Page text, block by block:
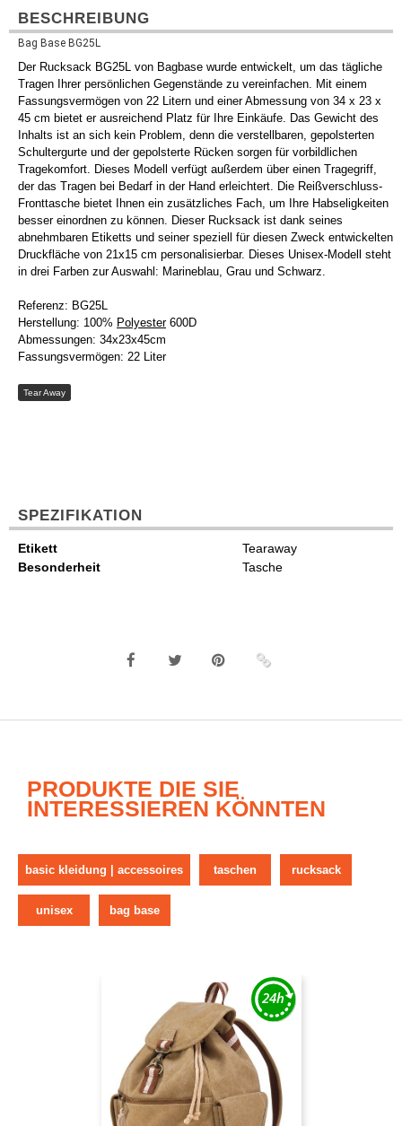
BESCHREIBUNG
Bag Base BG25L
Der Rucksack BG25L von Bagbase wurde entwickelt, um das tägliche
Tragen Ihrer persönlichen Gegenstände zu vereinfachen. Mit einem
Fassungsvermögen von 22 Litern und einer Abmessung von 34 x 23 x
45 cm bietet er ausreichend Platz für Ihre Einkäufe. Das Gewicht des
Inhalts ist an sich kein Problem, denn die verstellbaren, gepolsterten
Schultergurte und der gepolsterte Rücken sorgen für vorbildlichen
Tragekomfort. Dieses Modell verfügt außerdem über einen Tragegriff,
der das Tragen bei Bedarf in der Hand erleichtert. Die Reißverschluss-
Fronttasche bietet Ihnen ein zusätzliches Fach, um Ihre Habseligkeiten
besser einordnen zu können. Dieser Rucksack ist dank seines
abnehmbaren Etiketts und seiner speziell für diesen Zweck entwickelten
Druckfläche von 21x15 cm personalisierbar. Dieses Unisex-Modell steht
in drei Farben zur Auswahl: Marineblau, Grau und Schwarz.
Referenz: BG25L
Herstellung: 100% Polyester600D
Abmessungen: 34x23x45cm
Fassungsvermögen: 22 Liter
Tear Away
SPEZIFIKATION
Etikett
Tearaway
Besonderheit
Tasche
PRODUKTE DIE SIE
INTERESSIEREN KÖNNTEN
basic kleidung | accessoires taschen rucksack
unisex bag base